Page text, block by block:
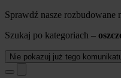
Sprawdź nasze
Szukaj po kategoriach –
Nie pokazuj już tego